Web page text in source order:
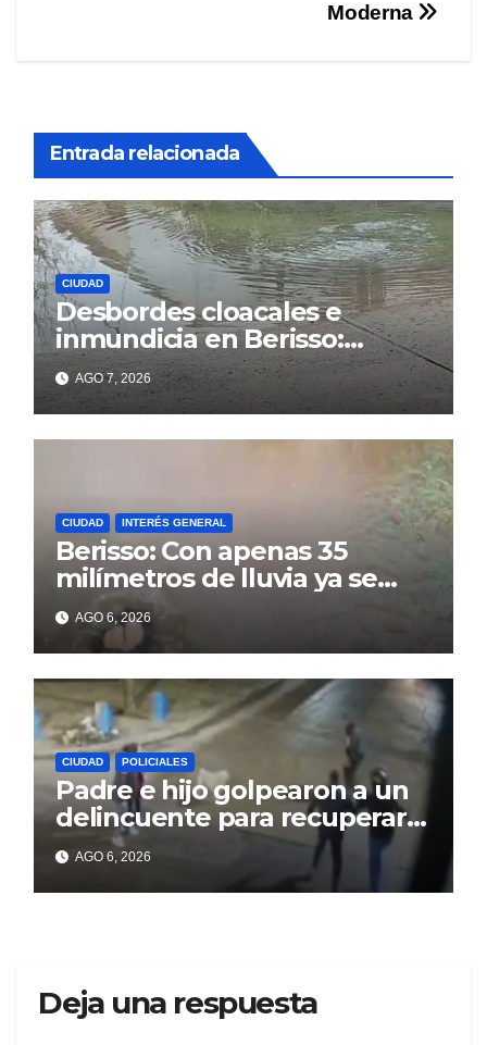
Moderna
Entrada relacionada
CIUDAD
Desbordes cloacales e
inmundicia en Berisso:
colapso de la red en la calle
14AGO 7, 2026
CIUDAD INTERÉS GENERAL
Berisso: Con apenas 35
milímetros de lluvia ya se
sienten los problemas
AGO 6, 2026
CIUDAD POLICIALES
Padre e hijo golpearon a un
delincuente para recuperar
un celular robado en Berisso
AGO 6, 2026
Deja una respuesta